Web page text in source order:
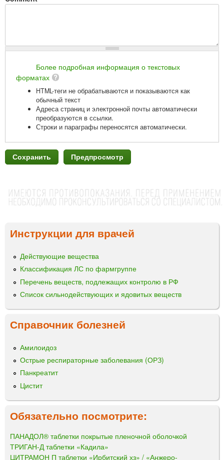
Более подробная информация о текстовых
форматах
HTML-теги не обрабатываются и показываются как
обычный текст
Адреса страниц и электронной почты автоматически
преобразуются в ссылки.
Строки и параграфы переносятся автоматически.
Инструкции для врачей
Действующие вещества
Классификация ЛС по фармгруппе
Перечень веществ, подлежащих контролю в РФ
Список сильнодействующих и ядовитых веществ
Справочник болезней
Амилоидоз
Острые респираторные заболевания (ОРЗ)
Панкреатит
Цистит
Обязательно посмотрите:
ПАНАДОЛ® таблетки покрытые пленочной оболочкой
ТРИГАН-Д таблетки «Кадила»
ЦИТРАМОН П таблетки «Ирбитский хз» / «Анжеро-